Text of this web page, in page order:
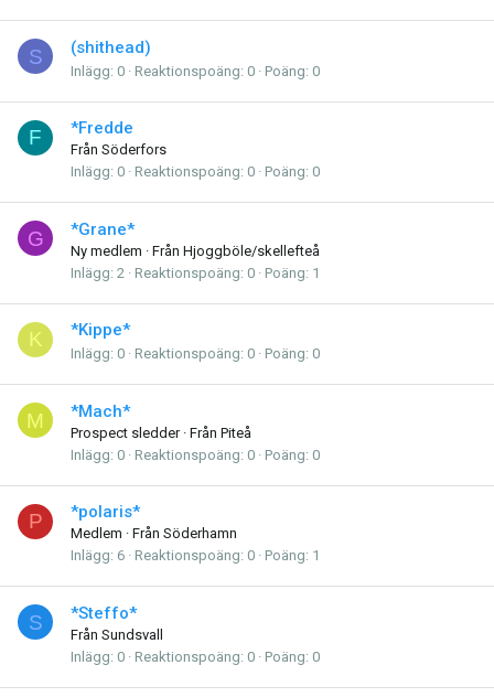
S (shithead)
Inlägg 0 Reaktionspoäng 0 Poäng 0
F *Fredde
Från Söderfors
Inlägg 0 Reaktionspoäng 0 Poäng 0
G *Grane*
Ny medlem · Från Hjoggböle/skellefteå
Inlägg 2 Reaktionspoäng 0 Poäng 1
K *Kippe*
Inlägg 0 Reaktionspoäng 0 Poäng 0
M *Mach*
Prospect sledder · Från Piteå
Inlägg 0 Reaktionspoäng 0 Poäng 0
P *polaris*
Medlem · Från Söderhamn
Inlägg 6 Reaktionspoäng 0 Poäng 1
S *Steffo*
Från Sundsvall
Inlägg 0 Reaktionspoäng 0 Poäng 0